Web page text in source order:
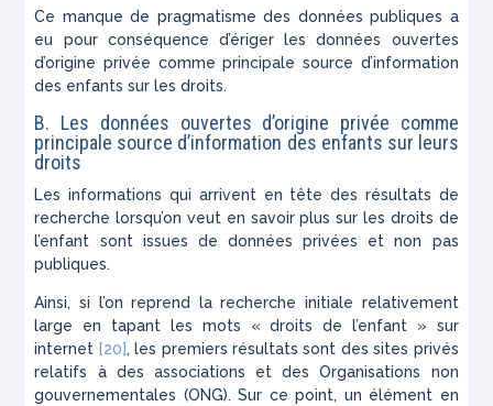
Ce manque de pragmatisme des données publiques a
eu pour conséquence d’ériger les données ouvertes
d’origine privée comme principale source d’information
des enfants sur les droits.
B. Les données ouvertes d’origine privée comme
principale source d’information des enfants sur leurs
droits
Les informations qui arrivent en tête des résultats de
recherche lorsqu’on veut en savoir plus sur les droits de
l’enfant sont issues de données privées et non pas
publiques.
Ainsi, si l’on reprend la recherche initiale relativement
large en tapant les mots « droits de l’enfant » sur
internet [20], les premiers résultats sont des sites privés
relatifs à des associations et des Organisations non
gouvernementales (ONG). Sur ce point, un élément en